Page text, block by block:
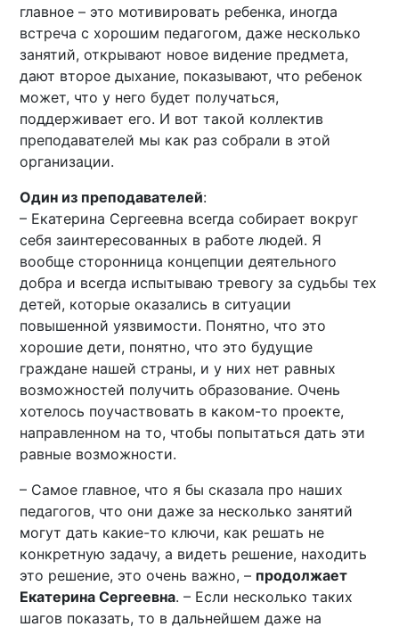
главное – это мотивировать ребенка, иногда
встреча с хорошим педагогом, даже несколько
занятий, открывают новое видение предмета,
дают второе дыхание, показывают, что ребенок
может, что у него будет получаться,
поддерживает его. И вот такой коллектив
преподавателей мы как раз собрали в этой
организации.
Один из преподавателей:
– Екатерина Сергеевна всегда собирает вокруг
себя заинтересованных в работе людей. Я
вообще сторонница концепции деятельного
добра и всегда испытываю тревогу за судьбы тех
детей, которые оказались в ситуации
повышенной уязвимости. Понятно, что это
хорошие дети, понятно, что это будущие
граждане нашей страны, и у них нет равных
возможностей получить образование. Очень
хотелось поучаствовать в каком-то проекте,
направленном на то, чтобы попытаться дать эти
равные возможности.
– Самое главное, что я бы сказала про наших
педагогов, что они даже за несколько занятий
могут дать какие-то ключи, как решать не
конкретную задачу, а видеть решение, находить
это решение, это очень важно, – продолжает
Екатерина Сергеевна. – Если несколько таких
шагов показать, то в дальнейшем даже на